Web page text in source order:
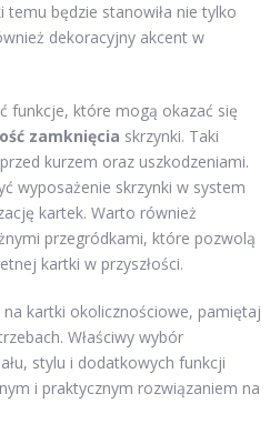
będzie stanowiła nie tylko
dekoracyjny akcent w
funkcje, które mogą okazać się
zamknięcia skrzynki. Taki
kurzem oraz uszkodzeniami.
wyposażenie skrzynki w system
kartek. Warto również
przegródkami, które pozwolą
kartki w przyszłości.
kartki okolicznościowe, pamiętaj
Właściwy wybór
stylu i dodatkowych funkcji
i praktycznym rozwiązaniem na